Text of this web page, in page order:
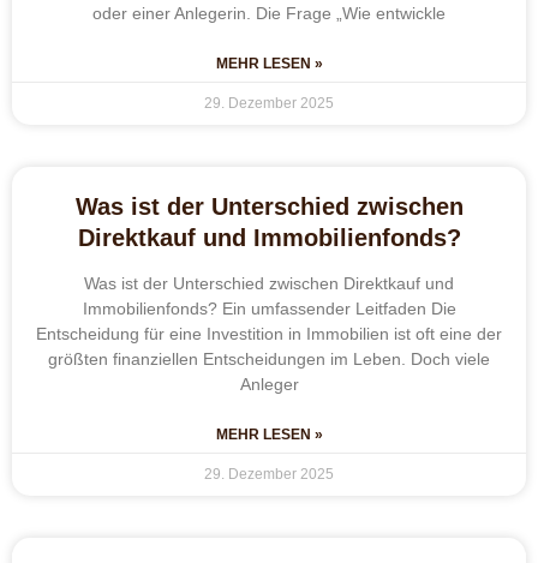
oder einer Anlegerin. Die Frage „Wie entwickle
MEHR LESEN »
29. Dezember 2025
Was ist der Unterschied zwischen
Direktkauf und Immobilienfonds?
Was ist der Unterschied zwischen Direktkauf und
Immobilienfonds? Ein umfassender Leitfaden Die
Entscheidung für eine Investition in Immobilien ist oft eine der
größten finanziellen Entscheidungen im Leben. Doch viele
Anleger
MEHR LESEN »
29. Dezember 2025